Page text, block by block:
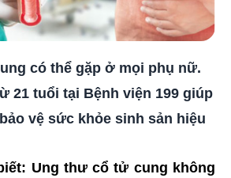
có thể gặp ở mọi phụ nữ.
21 tuổi tại Bệnh viện 199 giúp
vệ sức khỏe sinh sản hiệu
Ung thư cổ tử cung không